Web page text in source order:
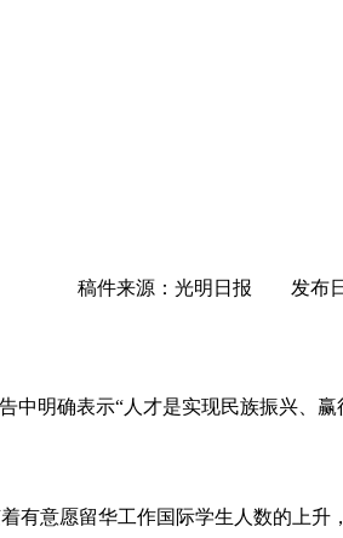
稿件来源：光明日报 发布日
中明确表示“人才是实现民族振兴、
有意愿留华工作国际学生人数的上